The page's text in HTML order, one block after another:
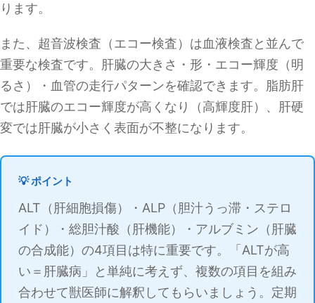
ります。
また、超音波検査（エコー検査）は血液検査と並んで
重要な検査です。肝臓の大きさ・形・エコー輝度（明
るさ）・血管の走行パターンを確認できます。脂肪肝
では肝臓のエコー輝度が高くなり（高輝度肝）、肝硬
変では肝臓が小さく表面が不整になります。
💡 ポイント
ALT（肝細胞損傷）・ALP（胆汁うっ滞・ステロ
イド）・総胆汁酸（肝機能）・アルブミン（肝臓
の合成能）の4項目は特に重要です。「ALTが高
い＝肝臓病」と単純に考えず、複数の項目を組み
合わせて獣医師に解釈してもらいましょう。定期